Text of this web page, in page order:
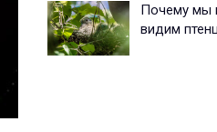
Почему мы
видим